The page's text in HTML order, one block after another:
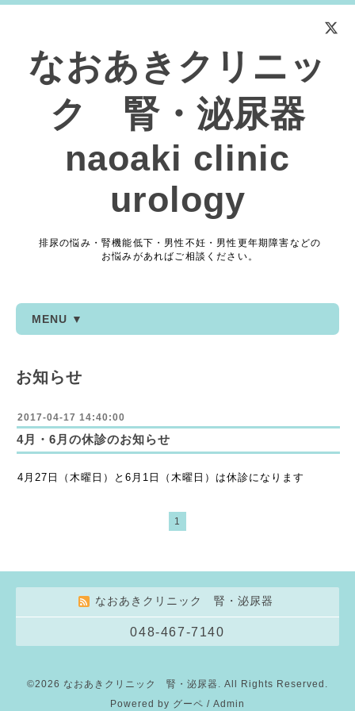
なおあきクリニッ
ク 腎・泌尿器
naoaki clinic
urology
排尿の悩み・腎機能低下・男性不妊・男性更年期障害などの
お悩みがあればご相談ください。
MENU ▼
お知らせ
2017-04-17 14:40:00
4月・6月の休診のお知らせ
4月27日（木曜日）と6月1日（木曜日）は休診になります
1
なおあきクリニック 腎・泌尿器
048-467-7140
©2026 なおあきクリニック 腎・泌尿器 . All Rights Reserved.
Powered by グーペ / Admin